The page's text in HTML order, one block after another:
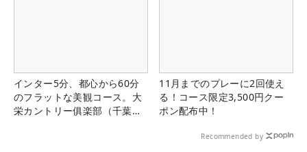
インター5分、都心から60分
のフラットな美観コース。大
栄カントリー俱楽部（千葉
11月までのプレーに2回使え
る！コース限定3,500円クー
ポン配布中！
Recommended by